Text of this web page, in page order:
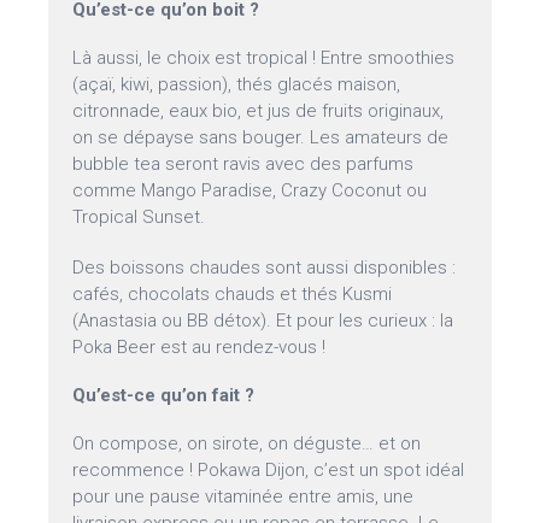
Qu’est-ce qu’on boit ?
Là aussi, le choix est tropical ! Entre smoothies
(açaï, kiwi, passion), thés glacés maison,
citronnade, eaux bio, et jus de fruits originaux,
on se dépayse sans bouger. Les amateurs de
bubble tea seront ravis avec des parfums
comme Mango Paradise, Crazy Coconut ou
Tropical Sunset.
Des boissons chaudes sont aussi disponibles :
cafés, chocolats chauds et thés Kusmi
(Anastasia ou BB détox). Et pour les curieux : la
Poka Beer est au rendez-vous !
Qu’est-ce qu’on fait ?
On compose, on sirote, on déguste… et on
recommence ! Pokawa Dijon, c’est un spot idéal
pour une pause vitaminée entre amis, une